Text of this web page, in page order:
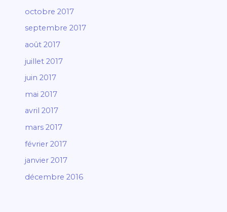
octobre 2017
septembre 2017
août 2017
juillet 2017
juin 2017
mai 2017
avril 2017
mars 2017
février 2017
janvier 2017
décembre 2016